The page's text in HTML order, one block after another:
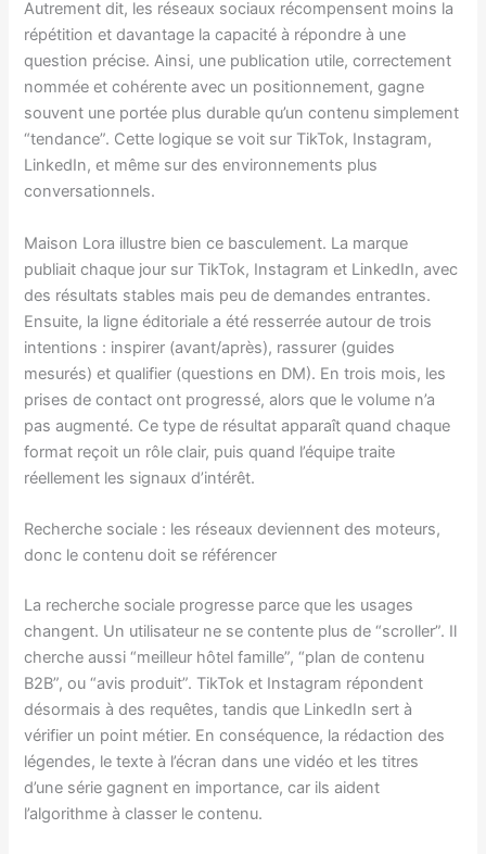
Autrement dit, les réseaux sociaux récompensent moins la
répétition et davantage la capacité à répondre à une
question précise. Ainsi, une publication utile, correctement
nommée et cohérente avec un positionnement, gagne
souvent une portée plus durable qu’un contenu simplement
“tendance”. Cette logique se voit sur TikTok, Instagram,
LinkedIn, et même sur des environnements plus
conversationnels.
Maison Lora illustre bien ce basculement. La marque
publiait chaque jour sur TikTok, Instagram et LinkedIn, avec
des résultats stables mais peu de demandes entrantes.
Ensuite, la ligne éditoriale a été resserrée autour de trois
intentions : inspirer (avant/après), rassurer (guides
mesurés) et qualifier (questions en DM). En trois mois, les
prises de contact ont progressé, alors que le volume n’a
pas augmenté. Ce type de résultat apparaît quand chaque
format reçoit un rôle clair, puis quand l’équipe traite
réellement les signaux d’intérêt.
Recherche sociale : les réseaux deviennent des moteurs,
donc le contenu doit se référencer
La recherche sociale progresse parce que les usages
changent. Un utilisateur ne se contente plus de “scroller”. Il
cherche aussi “meilleur hôtel famille”, “plan de contenu
B2B”, ou “avis produit”. TikTok et Instagram répondent
désormais à des requêtes, tandis que LinkedIn sert à
vérifier un point métier. En conséquence, la rédaction des
légendes, le texte à l’écran dans une vidéo et les titres
d’une série gagnent en importance, car ils aident
l’algorithme à classer le contenu.